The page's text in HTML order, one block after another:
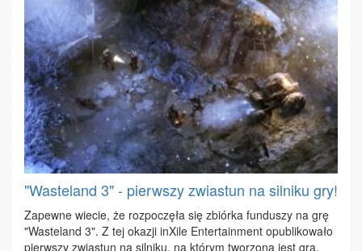
"Wasteland 3" - pierwszy zwiastun na silniku gry!
Za­pew­ne wie­cie, że roz­po­czę­ła się zbiór­ka fun­du­szy na grę
"Wa­ste­land 3". Z tej oka­zji in­Xi­le En­ter­ta­in­ment opu­bli­ko­wa­ło
pierw­szy zwia­stun na sil­ni­ku, na któ­rym two­rzo­na jest gra.